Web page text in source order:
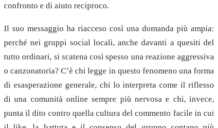
confronto e di aiuto reciproco.
Il suo messaggio ha riacceso così una domanda più ampia:
perché nei gruppi social locali, anche davanti a quesiti del
tutto ordinari, si scatena così spesso una reazione aggressiva
o canzonatoria? C’è chi legge in questo fenomeno una forma
di esasperazione generale, chi lo interpreta come il riflesso
di una comunità online sempre più nervosa e chi, invece,
punta il dito contro quella cultura del commento facile in cui